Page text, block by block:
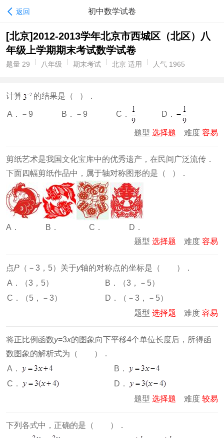
返回 初中数学试卷
[北京]2012-2013学年北京市西城区（北区）八
年级上学期期末考试数学试卷
题量 29 八年级 期末考试 北京 适用 人气 1965
计算 的结果是（ ）．
A．－9 B．－9 C． D．
题型 选择题 难度 容易
剪纸艺术是我国文化宝库中的优秀遗产，在民间广泛流传．
下面四幅剪纸作品中，属于轴对称图形的是（ ）．
A． B． C． D．
题型 选择题 难度 容易
点P （－3，5）关于y轴的对称点的坐标是（ ）．
A．（3，5）
B．（3，－5）
C．（5，－3）
D．（－3，－5）
题型 选择题 难度 容易
将正比例函数y=3x的图象向下平移4个单位长度后，所得函
数图象的解析式为（ ）．
A．
B．
C．
D．
题型 选择题 难度 较易
下列各式中，正确的是（ ）．